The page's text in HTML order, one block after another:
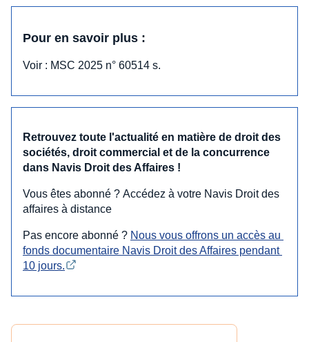
Pour en savoir plus :
Voir : MSC 2025 n° 60514 s.
Retrouvez toute l'actualité en matière de droit des
sociétés, droit commercial et de la concurrence
dans Navis Droit des Affaires !
Vous êtes abonné ? Accédez à votre Navis Droit des
affaires à distance
Pas encore abonné ? Nous vous offrons un accès au
fonds documentaire Navis Droit des Affaires pendant
10 jours.